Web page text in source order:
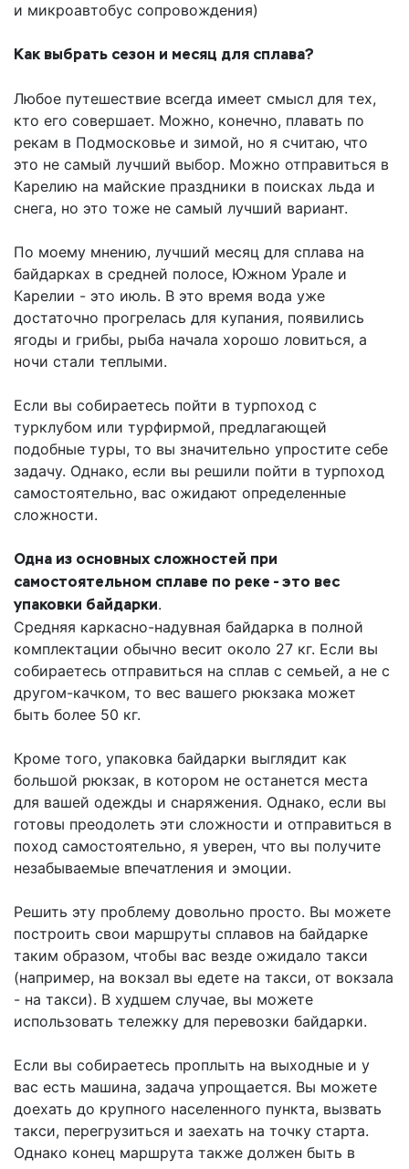
и микроавтобус сопровождения)
Как выбрать сезон и месяц для сплава?
Любое путешествие всегда имеет смысл для тех,
кто его совершает. Можно, конечно, плавать по
рекам в Подмосковье и зимой, но я считаю, что
это не самый лучший выбор. Можно отправиться в
Карелию на майские праздники в поисках льда и
снега, но это тоже не самый лучший вариант.
По моему мнению, лучший месяц для сплава на
байдарках в средней полосе, Южном Урале и
Карелии - это июль. В это время вода уже
достаточно прогрелась для купания, появились
ягоды и грибы, рыба начала хорошо ловиться, а
ночи стали теплыми.
Если вы собираетесь пойти в турпоход с
турклубом или турфирмой, предлагающей
подобные туры, то вы значительно упростите себе
задачу. Однако, если вы решили пойти в турпоход
самостоятельно, вас ожидают определенные
сложности.
Одна из основных сложностей при
самостоятельном сплаве по реке - это вес
упаковки байдарки.
Средняя каркасно-надувная байдарка в полной
комплектации обычно весит около 27 кг. Если вы
собираетесь отправиться на сплав с семьей, а не с
другом-качком, то вес вашего рюкзака может
быть более 50 кг.
Кроме того, упаковка байдарки выглядит как
большой рюкзак, в котором не останется места
для вашей одежды и снаряжения. Однако, если вы
готовы преодолеть эти сложности и отправиться в
поход самостоятельно, я уверен, что вы получите
незабываемые впечатления и эмоции.
Решить эту проблему довольно просто. Вы можете
построить свои маршруты сплавов на байдарке
таким образом, чтобы вас везде ожидало такси
(например, на вокзал вы едете на такси, от вокзала
- на такси). В худшем случае, вы можете
использовать тележку для перевозки байдарки.
Если вы собираетесь проплыть на выходные и у
вас есть машина, задача упрощается. Вы можете
доехать до крупного населенного пункта, вызвать
такси, перегрузиться и заехать на точку старта.
Однако конец маршрута также должен быть в